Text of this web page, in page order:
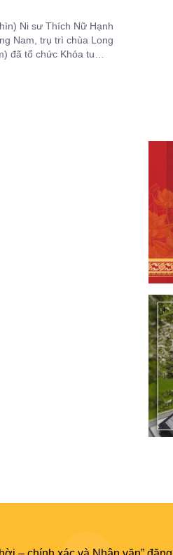
Ni sư Thích Nữ Hạnh
Nam, trụ trì chùa Long
đã tổ chức Khóa tu